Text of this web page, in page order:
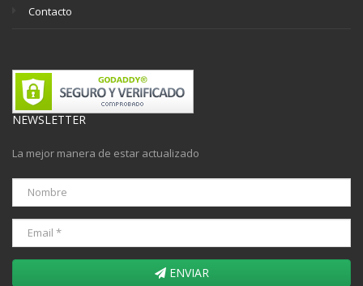
Contacto
NEWSLETTER
La mejor manera de estar actualizado
ENVIAR